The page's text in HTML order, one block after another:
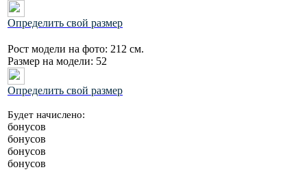
Определить свой размер
Рост модели на фото: 212 см.
Размер на модели: 52
Определить свой размер
Будет начислено:
бонусов
бонусов
бонусов
бонусов